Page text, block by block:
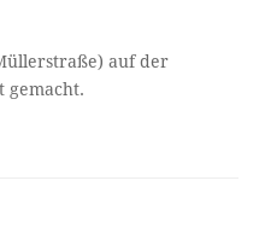
auf der
gemacht.